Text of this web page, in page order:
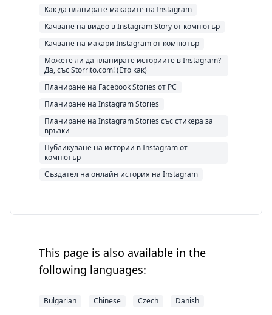
Как да планирате макарите на Instagram
Качване на видео в Instagram Story от компютър
Качване на макари Instagram от компютър
Можете ли да планирате историите в Instagram?
Да, със Storrito.com! (Ето как)
Планиране на Facebook Stories от PC
Планиране на Instagram Stories
Планиране на Instagram Stories със стикера за
връзки
Публикуване на истории в Instagram от
компютър
Създател на онлайн история на Instagram
This page is also available in the
following languages:
Bulgarian Chinese Czech Danish